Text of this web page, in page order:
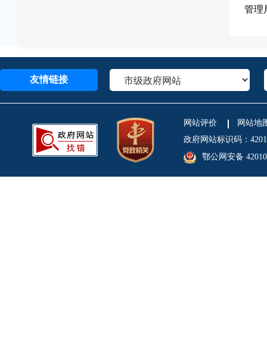
管理
友情链接
网站评价
网站地
政府网站标识码：
鄂公网安备